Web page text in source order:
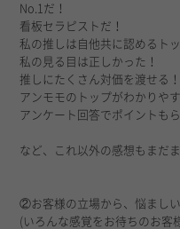
No.1だ！
看板セラピストだ！
私の推しは自他共に認めるトッ
私の見る目は正しかった！
推しにたくさん対価を渡せる！
アンモモのトップがわかりやす
アンケート回答でポイントもら
など、これ以外の感想もまだ
②お客様の立場から、悩ましい
(いろんな感覚をお待ちのお客